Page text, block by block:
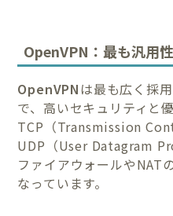
OpenVPN：最も汎用
OpenVPNは最も広く採
で、高いセキュリティと
TCP（Transmission
UDP（User Datagram
ファイアウォールやNAT
なっています。